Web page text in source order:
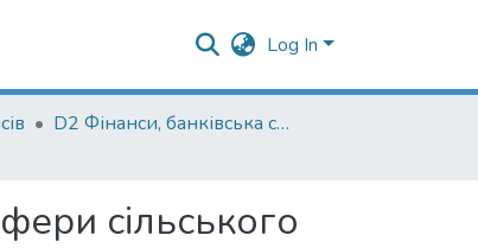
Log In
D2 Фінанси, банківська справа, страхування та фондовий ринок
сільського